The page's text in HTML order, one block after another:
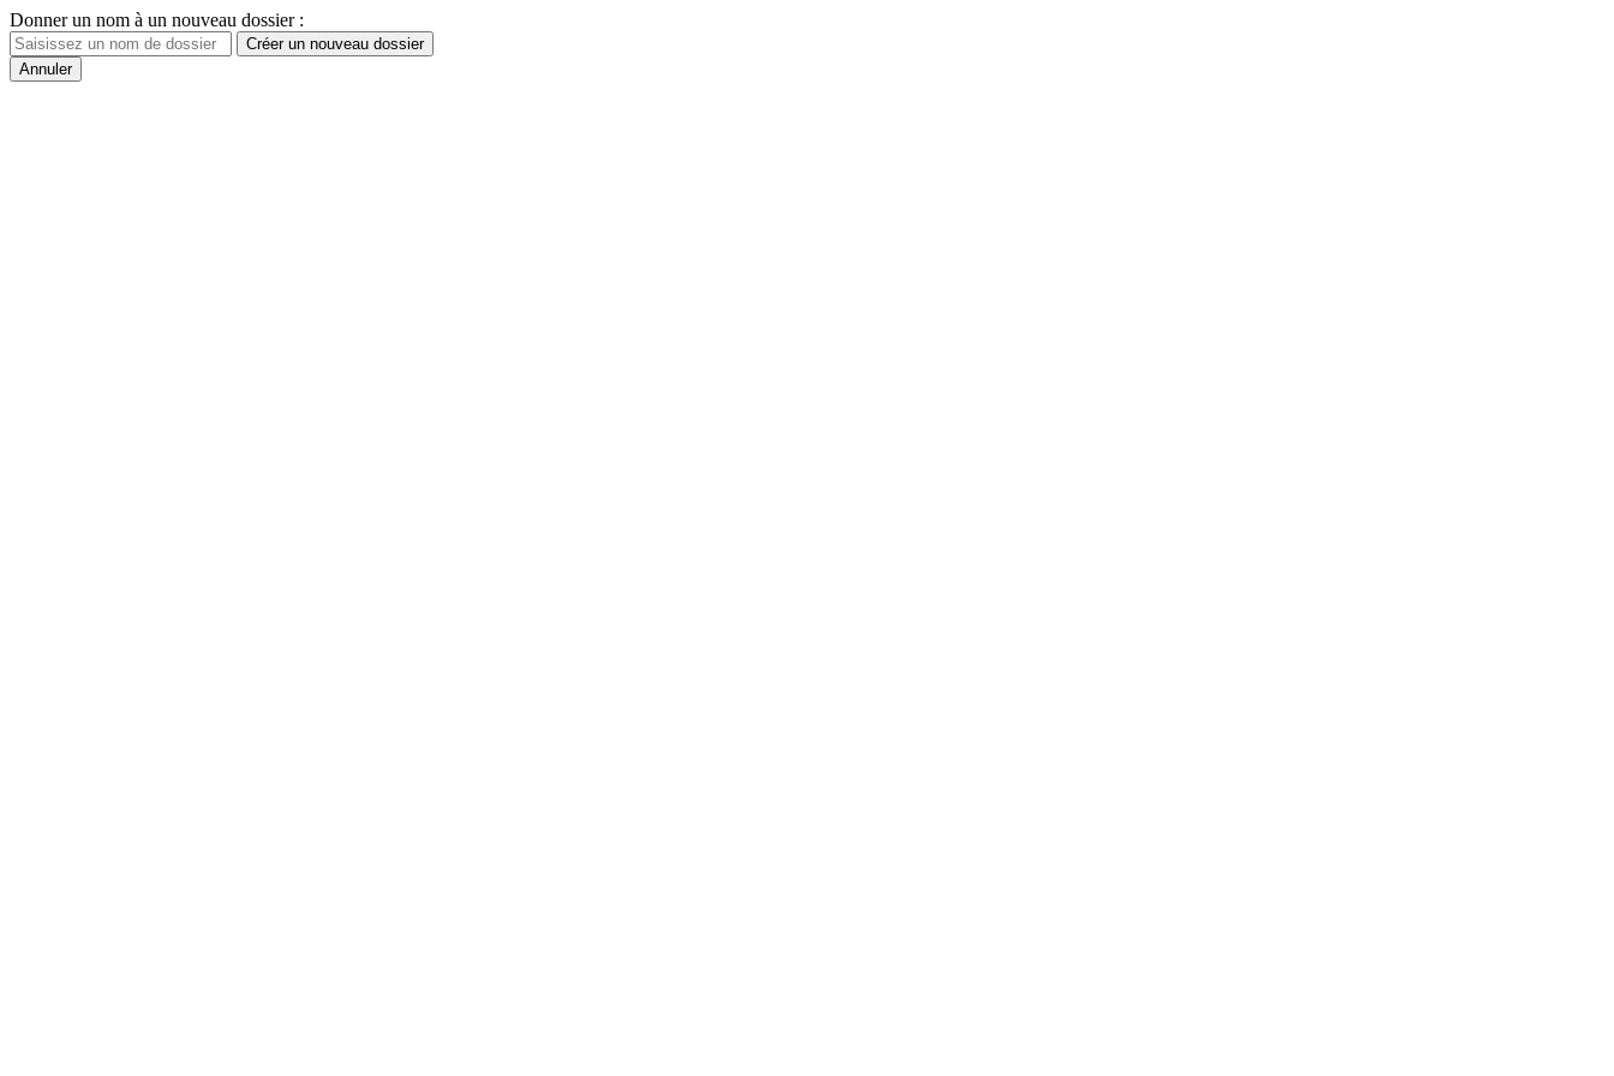
Donner un nom à un nouveau dossier :
Créer un nouveau dossier
Annuler